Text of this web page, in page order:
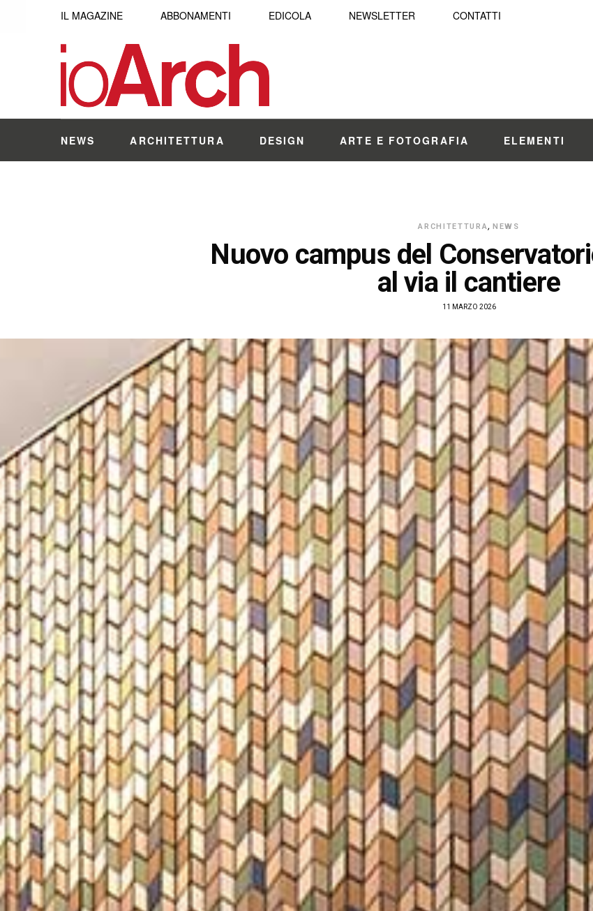
IL MAGAZINE ABBONAMENTI EDICOLA NEWSLETTER CONTATTI
NEWS ARCHITETTURA DESIGN ARTE E FOTOGRAFIA ELEMENTI
ARCHITETTURA, NEWS
Nuovo campus del
al via il cantiere
11 MARZO 2026